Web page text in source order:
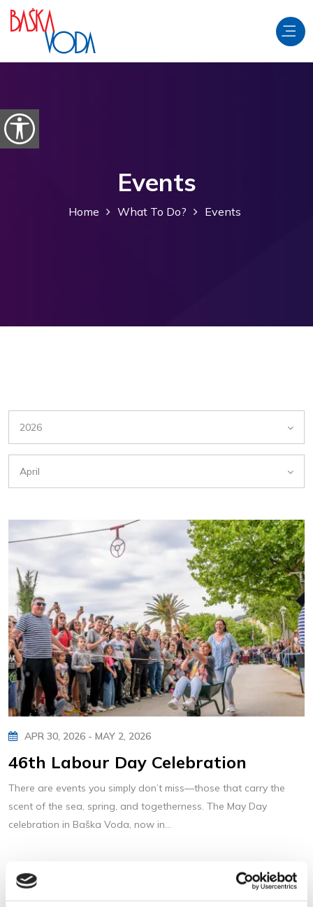
Skip to content
Open accessibility options
Events
Home What To Do? Events
2026
April
APR 30, 2026 - MAY 2, 2026
46th Labour Day Celebration
There are events you simply don’t miss—those that carry the
scent of the sea, spring, and togetherness. The May Day
celebration in Baška Voda, now in...